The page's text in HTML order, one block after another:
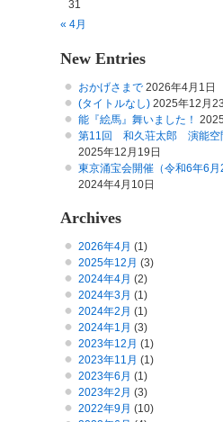
31
« 4月
New Entries
おかげさまで 2026年4月1日
(タイトルなし) 2025年12月
能『絵馬』舞いました！
第11回 和久荘太郎 演能空
2025年12月19日
東京涌宝会開催（令和6年6月
2024年4月10日
Archives
2026年4月 (1)
2025年12月 (3)
2024年4月 (2)
2024年3月 (1)
2024年2月 (1)
2024年1月 (3)
2023年12月 (1)
2023年11月 (1)
2023年6月 (1)
2023年2月 (3)
2022年9月 (10)